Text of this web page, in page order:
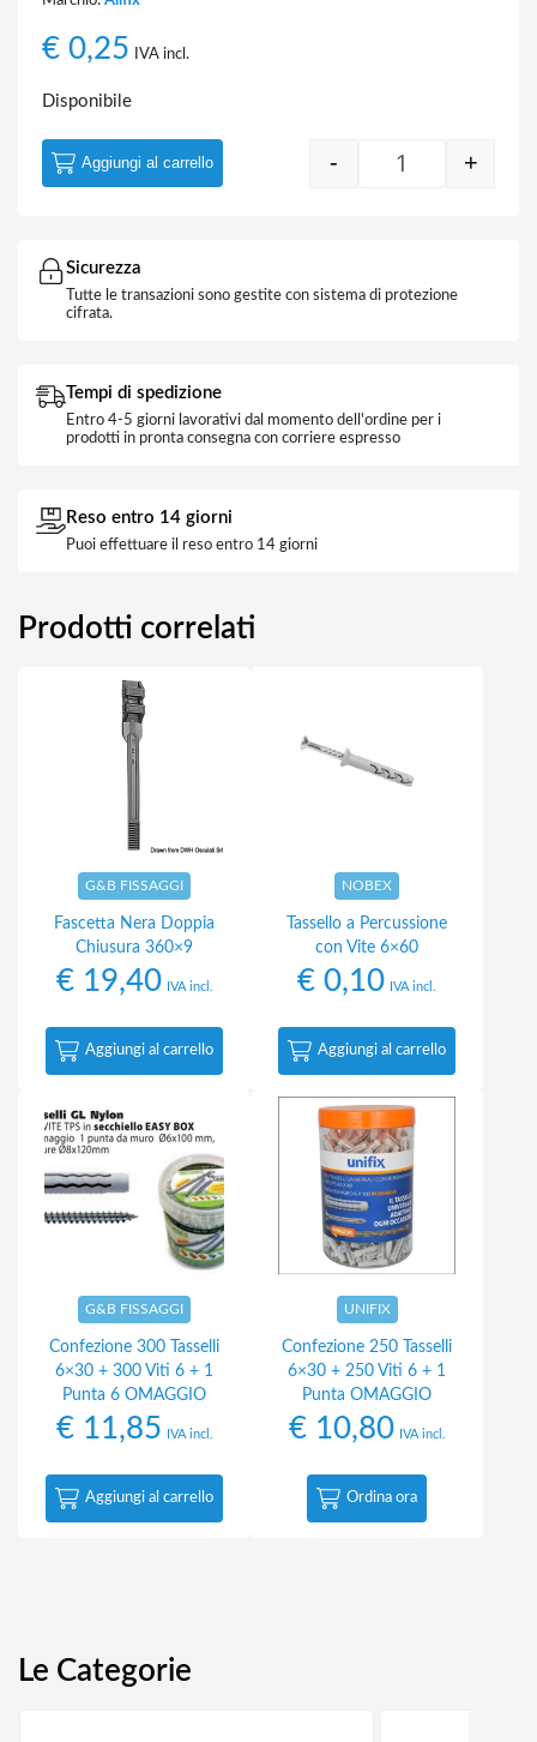
€ 0,25 IVA incl.
Disponibile
Tassello
- +
Aggiungi al carrello
Sicurezza
Tutte le transazioni sono gestite con sistema di protezione
cifrata.
Tempi di spedizione
Entro 4-5 giorni lavorativi dal momento dell'ordine per i
prodotti in pronta consegna con corriere espresso
Reso entro 14 giorni
Puoi effettuare il reso entro 14 giorni
Prodotti correlati
G&B FISSAGGI
Fascetta Nera Doppia
Chiusura 360×9
€19,40 IVA incl.
Aggiungi al carrello
NOBEX
Tassello a Percussione
con Vite 6×60
€ 0,10 IVA incl.
Aggiungi al carrello
G&B FISSAGGI
Confezione 300 Tasselli
6×30 + 300 Viti 6 + 1
Punta 6 OMAGGIO
€11,85 IVA incl.
Aggiungi al carrello
UNIFIX
Confezione 250 Tasselli
6×30 + 250 Viti 6 + 1
Punta OMAGGIO
€10,80 IVA incl.
Ordina ora
Le Categorie